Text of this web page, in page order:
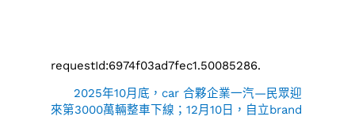
requestId:6974f03ad7fec1.50085286.
2025年10月底，car 合夥企業一汽—民眾迎
來第3000萬輛整車下線；12月10日，自立brand